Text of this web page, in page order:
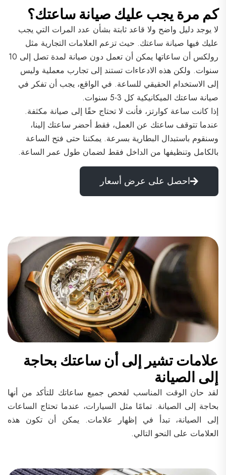
كم مرة يجب عليك صيانة ساعتك؟
لا يوجد دليل واضح ولا قاعد ثابتة بشأن عدد المرات التي يجب
عليك فيها صيانة ساعتك. حيث تزعم العلامات التجارية مثل
رولكس أن ساعاتها يمكن أن تعمل دون صيانة لمدة تصل إلى 10
سنوات. ولكن هذه الادعاءات تستند إلى تجارب معملية وليس
إلى الاستخدام الحقيقي للساعة. في الواقع، يجب أن تفكر في
صيانة ساعتك الميكانيكية كل 3-5 سنوات.
إذا كانت ساعة كوارتز، فأنت لا تحتاج حقًا إلى صيانة مكثفة.
عندما تتوقف ساعتك عن العمل، فقط أحضر ساعتك إلينا،
وسنقوم باستبدال البطارية بسرعة. يمكننا حتى فتح الساعة
بالكامل وتنظيفها من الداخل فقط لضمان طول عمر الساعة.
احصل على عرض أسعار
علامات تشير إلى أن ساعتك بحاجة
إلى الصيانة
لقد حان الوقت المناسب لفحص جميع ساعاتك للتأكد من أنها
بحاجة إلى الصيانة. تمامًا مثل السيارات، عندما تحتاج الساعات
إلى الصيانة، تبدأ في إظهار علامات. يمكن أن تكون هذه
العلامات على النحو التالي.